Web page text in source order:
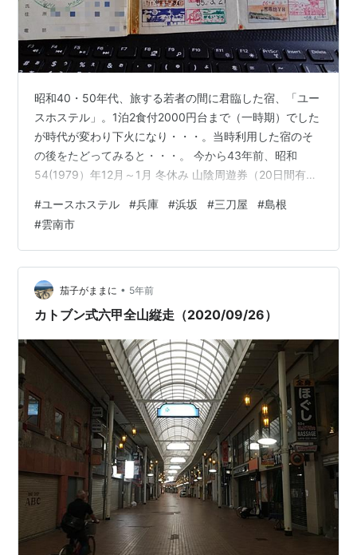
昭和40・50年代、旅する若者の間に君臨した宿、「ユー
スホステル」。1泊2食付2000円台まで（一時期）でした
が時代が変わり下火になり・・・。当時利用した宿のそ
の後をたどってみると・・・。 今から43年前、昭和
54(1979）年12月～1月 冬休み 山陰周遊券（20日間有
の往復は普通（快速）列車が、周遊区間内は普通・急行
列車自由席乗り放題」でした。 浜坂ユースホステル（兵
庫県 美方郡温泉津町） 廃業 山陰本線 浜坂（あるいは諸
寄）駅下車 徒歩20～25分（乗降客数448人/日 2019年）
日本ユースホステル協会直営、有名処でした。 元旦…
#ユースホステル #兵庫 #浜坂 #三刀屋 #島根
#雲南市
茄子がままに • 5年前
カトブン式六甲全山縦走（2020/09/26）